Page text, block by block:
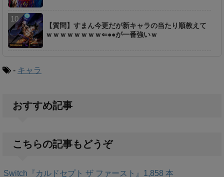
【質問】すまん今更だが新キャラの当たり順教えて
ｗｗｗｗｗｗｗｗ⇐●●が一番強いｗ
- キャラ
おすすめ記事
こちらの記事もどうぞ
Switch『カルドセプト ザ ファースト』1,858 本